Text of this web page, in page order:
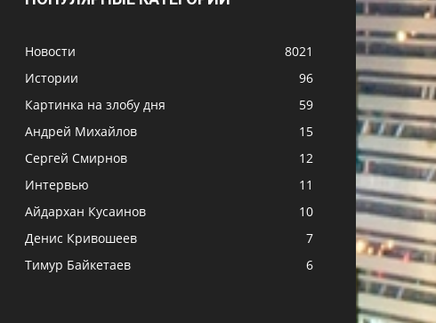
Новости
8021
Истории
96
Картинка на злобу дня
59
Андрей Михайлов
15
Сергей Смирнов
12
Интервью
11
Айдархан Кусаинов
10
Денис Кривошеев
7
Тимур Байкетаев
6